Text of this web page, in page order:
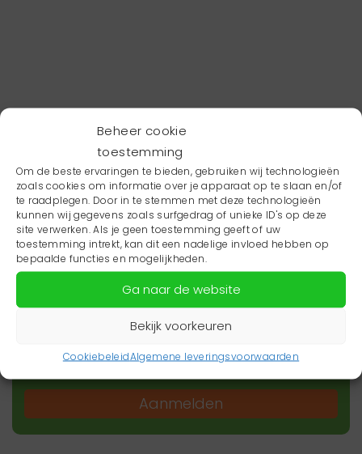
Beheer cookie
toestemming
Om de beste ervaringen te bieden, gebruiken wij technologieën
zoals cookies om informatie over je apparaat op te slaan en/of
te raadplegen. Door in te stemmen met deze technologieën
kunnen wij gegevens zoals surfgedrag of unieke ID's op deze
site verwerken. Als je geen toestemming geeft of uw
toestemming intrekt, kan dit een nadelige invloed hebben op
bepaalde functies en mogelijkheden.
Ga naar de website
Bekijk voorkeuren
CookiebeleidAlgemene leveringsvoorwaarden
Wil je niets missen?
Wil je op de hoogte blijven van het laatste
zorgnieuws in jouw regio? Schrijf je dan in voor
onze nieuwsbrief.
Aanmelden